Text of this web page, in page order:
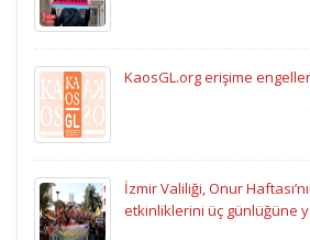
KaosGL.org erişime
İzmir Valiliği, Onur
etkinliklerini üç günlüğüne